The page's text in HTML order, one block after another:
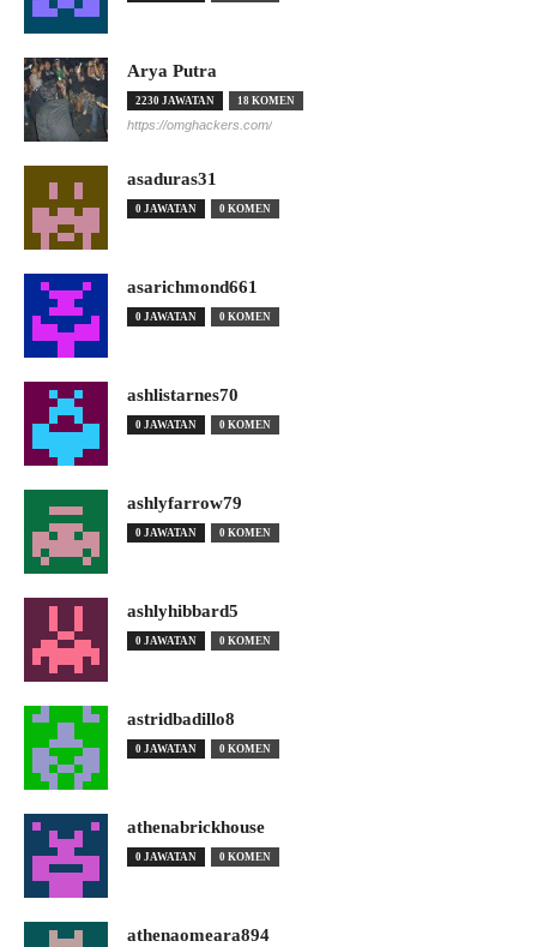
Arya Putra
2230 JAWATAN 18 KOMEN
https://omghackers.com/
asaduras31
0 JAWATAN 0 KOMEN
asarichmond661
0 JAWATAN 0 KOMEN
ashlistarnes70
0 JAWATAN 0 KOMEN
ashlyfarrow79
0 JAWATAN 0 KOMEN
ashlyhibbard5
0 JAWATAN 0 KOMEN
astridbadillo8
0 JAWATAN 0 KOMEN
athenabrickhouse
0 JAWATAN 0 KOMEN
athenaomeara894